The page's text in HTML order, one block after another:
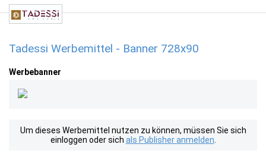
Tadessi Werbemittel - Banner 728x90
Werbebanner
Um dieses Werbemittel nutzen zu können, müssen Sie sich
einloggen oder sich als Publisher anmelden